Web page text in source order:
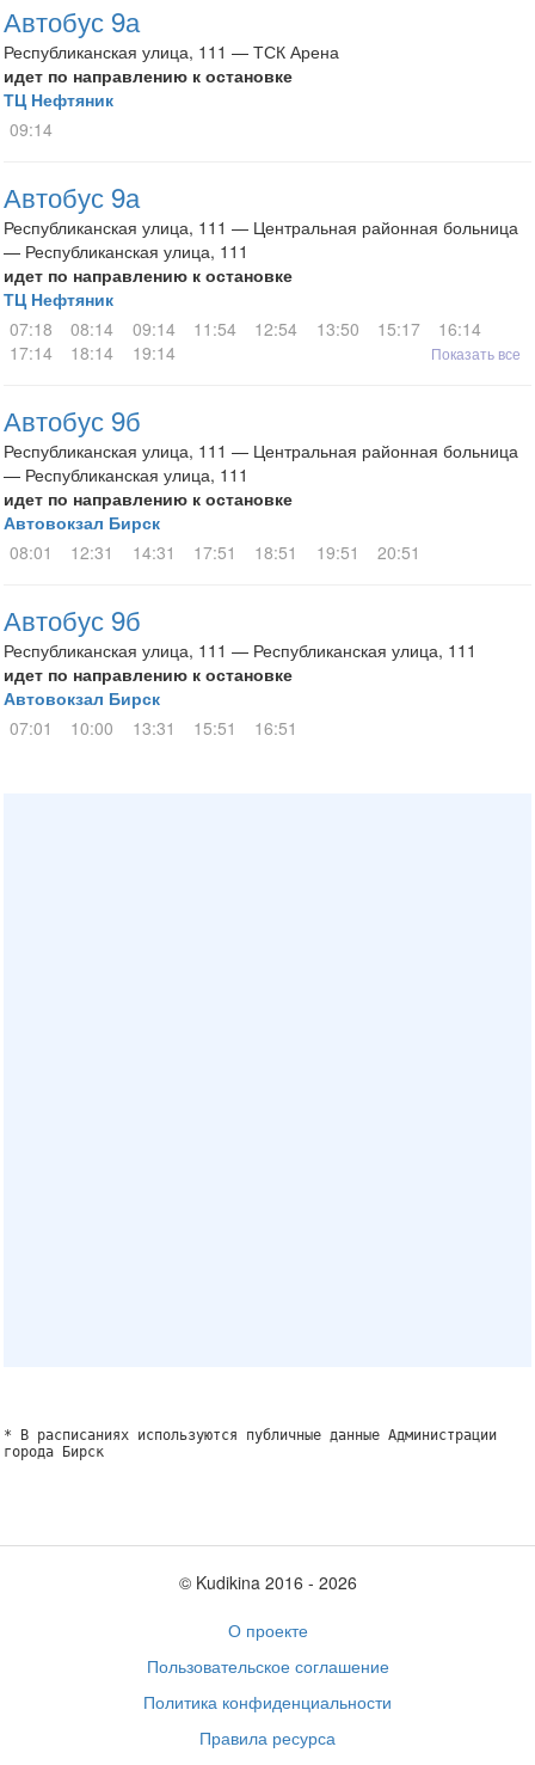
Автобус 9а
Республиканская улица, 111 — ТСК Арена
идет по направлению к остановке
ТЦ Нефтяник
09:14
Автобус 9а
Республиканская улица, 111 — Центральная районная больница
— Республиканская улица, 111
идет по направлению к остановке
ТЦ Нефтяник
07:18
08:14 09:14 11:54 12:54 13:50 15:17
16:14
17:14
18:14 19:14 Показать все
Автобус 9б
Республиканская улица, 111 — Центральная районная больница
— Республиканская улица, 111
идет по направлению к остановке
Автовокзал Бирск
08:01
12:31 14:31 17:51 18:51 19:51 20:51
Автобус 9б
Республиканская улица, 111 — Республиканская улица, 111
идет по направлению к остановке
Автовокзал Бирск
07:01
10:00 13:31 15:51 16:51
* В расписаниях используются публичные данные Администрации
города Бирск
© Kudikina 2016 ‐ 2026
О проекте
Пользовательское соглашение
Политика конфиденциальности
Правила ресурса